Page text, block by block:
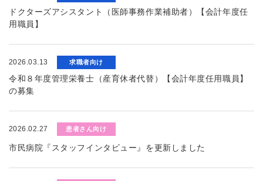
ドクターズアシスタント（医師事務作業補助者）【会計年度任
用職員】
2026.03.13 求職者向け
令和８年度管理栄養士（産育休者代替）【会計年度任用職員】
の募集
2026.02.27 患者さん向け
市民病院『スタッフインタビュー』を更新しました